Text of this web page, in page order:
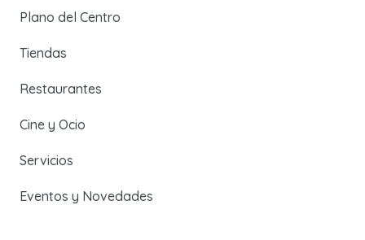
Plano del Centro
Tiendas
Restaurantes
Cine y Ocio
Servicios
Eventos y Novedades